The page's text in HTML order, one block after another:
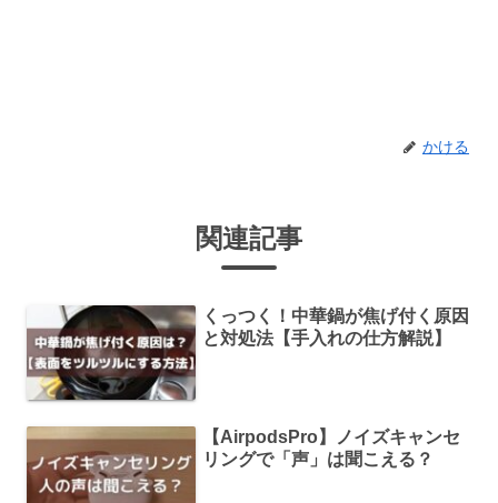
かける
関連記事
くっつく！中華鍋が焦げ付く原因
と対処法【手入れの仕方解説】
【AirpodsPro】ノイズキャンセ
リングで「声」は聞こえる？